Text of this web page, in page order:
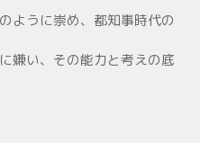
ように崇め、都知事時代の
嫌い、その能力と考えの底